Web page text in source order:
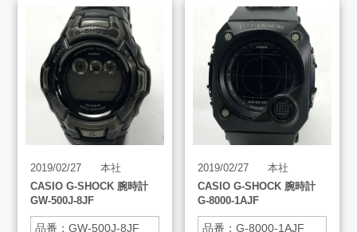
チパネル
2019/02/27
本社
CASIO G-SHOCK 腕時計
GW-500J-8JF
品番：GW-500J-8JF
2019/02/27
本社
CASIO G-SHOCK 腕時計
G-8000-1AJF
品番：G-8000-1AJF